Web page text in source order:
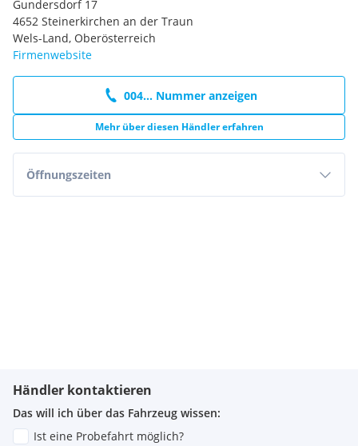
Gundersdorf 17
4652 Steinerkirchen an der Traun
Wels-Land, Oberösterreich
Firmenwebsite
004... Nummer anzeigen
Mehr über diesen Händler erfahren
Öffnungszeiten
Händler kontaktieren
Das will ich über das Fahrzeug wissen:
Ist eine Probefahrt möglich?